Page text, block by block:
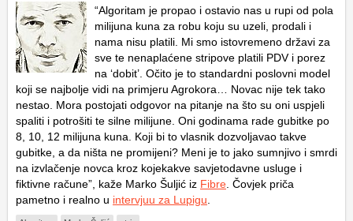
“Algoritam je propao i ostavio nas u rupi od pola
milijuna kuna za robu koju su uzeli, prodali i
nama nisu platili. Mi smo istovremeno državi za
sve te nenaplaćene stripove platili PDV i porez
na ‘dobit’. Očito je to standardni poslovni model
koji se najbolje vidi na primjeru Agrokora… Novac nije tek tako
nestao. Mora postojati odgovor na pitanje na što su oni uspjeli
spaliti i potrošiti te silne milijune. Oni godinama rade gubitke po
8, 10, 12 milijuna kuna. Koji bi to vlasnik dozvoljavao takve
gubitke, a da ništa ne promijeni? Meni je to jako sumnjivo i smrdi
na izvlačenje novca kroz kojekakve savjetodavne usluge i
fiktivne račune”, kaže Marko Šuljić iz Fibre . Čovjek priča
pametno i realno u intervjuu za Lupigu